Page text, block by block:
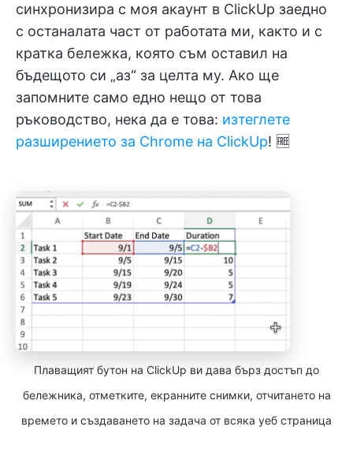
синхронизира с моя акаунт в ClickUp заедно
с останалата част от работата ми, както и с
кратка бележка, която съм оставил на
бъдещото си „аз“ за целта му. Ако ще
запомните само едно нещо от това
ръководство, нека да е това: изтеглете
разширението за Chrome на ClickUp! 🆓
Плаващият бутон на ClickUp ви дава бърз достъп до
бележника, отметките, екранните снимки, отчитането на
времето и създаването на задача от всяка уеб страница